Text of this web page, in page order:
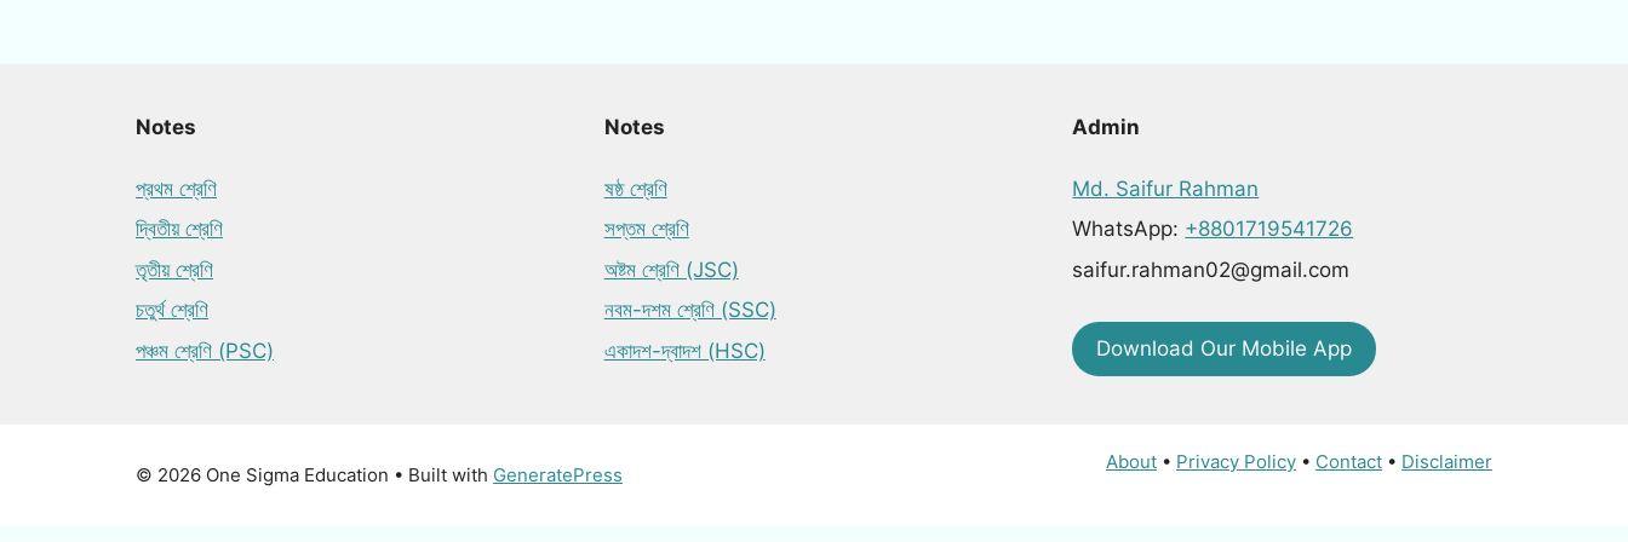
Notes
প্রথম শ্রেণি
দ্বিতীয় শ্রেণি
তৃতীয় শ্রেণি
চতুর্থ শ্রেণি
পঞ্চম শ্রেণি (PSC)
Notes
ষষ্ঠ শ্রেণি
সপ্তম শ্রেণি
অষ্টম শ্রেণি (JSC)
নবম-দশম শ্রেণি (SSC)
একাদশ-দ্বাদশ (HSC)
Admin
Md. Saifur Rahman
WhatsApp: +8801719541726
saifur.rahman02@gmail.com
Download Our Mobile App
About • Privacy Policy • Contact • Disclaimer
© 2026 One Sigma Education • Built with GeneratePress